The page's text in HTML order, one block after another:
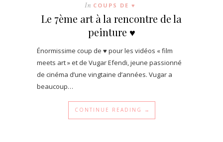
In COUPS DE ♥
Le 7ème art à la rencontre de la
peinture ♥
Énormissime coup de ♥ pour les vidéos « film
meets art » et de Vugar Efendi, jeune passionné
de cinéma d’une vingtaine d’années. Vugar a
beaucoup…
CONTINUE READING →